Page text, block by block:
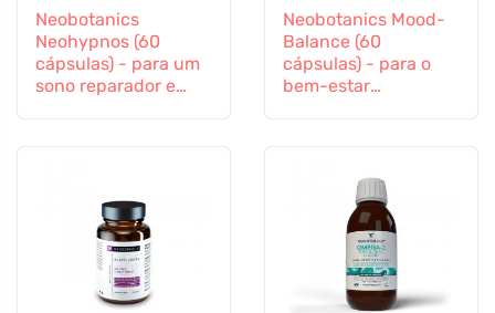
Neobotanics
Neohypnos (60
cápsulas) - para um
sono reparador e
Neobotanics Mood-
Balance (60
cápsulas) - para o
bem-estar